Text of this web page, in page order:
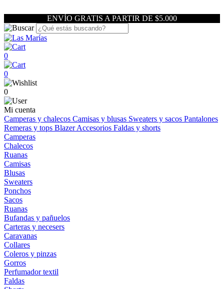
ENVÍO GRATIS A PARTIR DE $5.000
0
0
0
Mi cuenta
Camperas y chalecos Camisas y blusas Sweaters y sacos Pantalones
Remeras y tops BlazerAccesorios Faldas y shorts
Camperas
Chalecos
Ruanas
Camisas
Blusas
Sweaters
Ponchos
Sacos
Ruanas
Bufandas y pañuelos
Carteras y necesers
Caravanas
Collares
Coleros y pinzas
Gorros
Perfumador textil
Faldas